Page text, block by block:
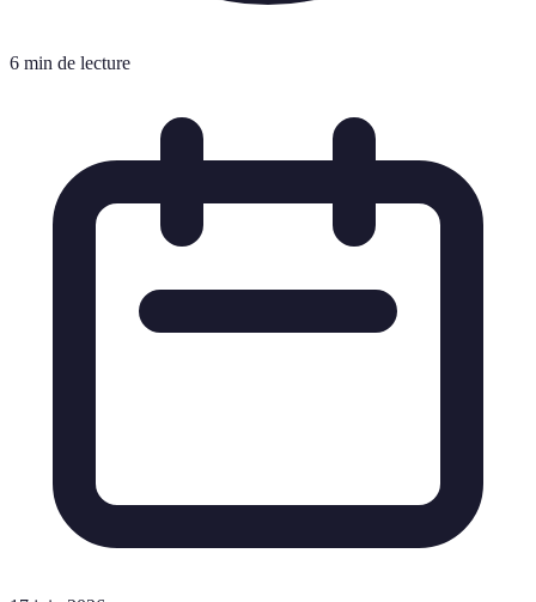
6 min de lecture